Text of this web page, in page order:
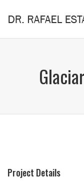
Project Details